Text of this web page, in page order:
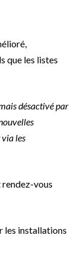
que les listes
désactivé par
les
vous
les installations